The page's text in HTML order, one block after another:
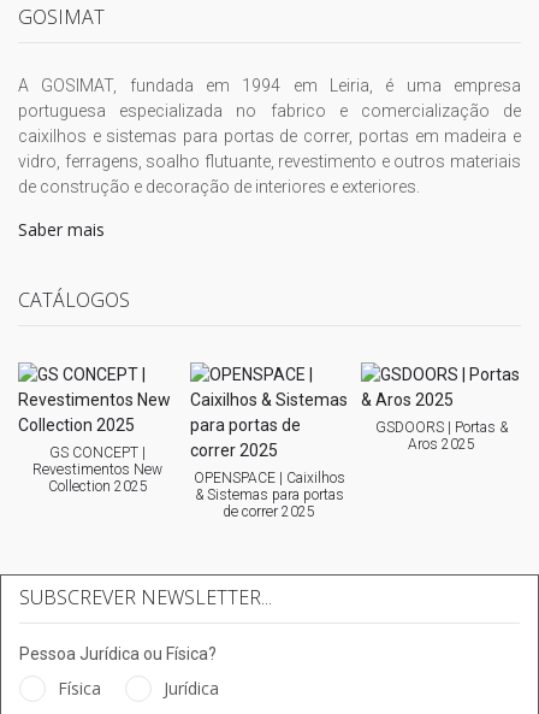
GOSIMAT
A GOSIMAT, fundada em 1994 em Leiria, é uma empresa
portuguesa especializada no fabrico e comercialização de
caixilhos e sistemas para portas de correr, portas em madeira e
vidro, ferragens, soalho flutuante, revestimento e outros materiais
de construção e decoração de interiores e exteriores.
Saber mais
CATÁLOGOS
GS CONCEPT |
Revestimentos New
Collection 2025
OPENSPACE | Caixilhos
& Sistemas para portas
de correr 2025
GSDOORS | Portas &
Aros 2025
SUBSCREVER NEWSLETTER...
Pessoa Jurídica ou Física?
Física Jurídica